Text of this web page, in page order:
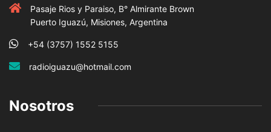
Pasaje Rios y Paraiso, B° Almirante Brown
Puerto Iguazú, Misiones, Argentina
+54 (3757) 1552 5155
radioiguazu@hotmail.com
Nosotros